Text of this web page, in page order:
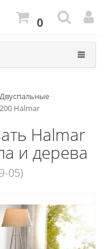
0
Двуспальные
Halmar
Halmar
и дерева
05)